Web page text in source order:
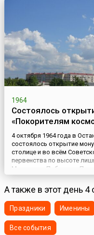
наименование космодром
(простейший спутник-1)
сантиметров, весил 83,6
шт...
1964
Состоялось
«Покорителям
4 октября 1964 года в
состоялось открытие
столице и во всём
первенства по высоте
Монумента Победы на
ракета, оставляющая за
выглядит композиция
высота которого
А также в этот день 4
Праздники Именины
Все события